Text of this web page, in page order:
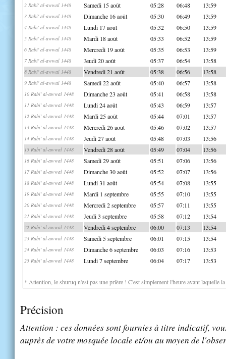
2 Rabi' al-awwal 1448 Samedi 15 août 05:28 06:48 13:59
3 Rabi' al-awwal 1448 Dimanche 16 août 05:30 06:49 13:59
4 Rabi' al-awwal 1448 Lundi 17 août 05:32 06:50 13:59
5 Rabi' al-awwal 1448 Mardi 18 août 05:33 06:52 13:59
6 Rabi' al-awwal 1448 Mercredi 19 août 05:35 06:53 13:59
7 Rabi' al-awwal 1448 Jeudi 20 août 05:37 06:54 13:58
8 Rabi' al-awwal 1448 Vendredi 21 août 05:38 06:56 13:58
9 Rabi' al-awwal 1448 Samedi 22 août 05:40 06:57 13:58
10 Rabi' al-awwal 1448 Dimanche 23 août 05:41 06:58 13:58
11 Rabi' al-awwal 1448 Lundi 24 août 05:43 06:59 13:57
12 Rabi' al-awwal 1448 Mardi 25 août 05:44 07:01 13:57
13 Rabi' al-awwal 1448 Mercredi 26 août 05:46 07:02 13:57
14 Rabi' al-awwal 1448 Jeudi 27 août 05:48 07:03 13:56
15 Rabi' al-awwal 1448 Vendredi 28 août 05:49 07:04 13:56
16 Rabi' al-awwal 1448 Samedi 29 août 05:51 07:06 13:56
17 Rabi' al-awwal 1448 Dimanche 30 août 05:52 07:07 13:56
18 Rabi' al-awwal 1448 Lundi 31 août 05:54 07:08 13:55
19 Rabi' al-awwal 1448 Mardi 1 septembre 05:55 07:10 13:55
20 Rabi' al-awwal 1448 Mercredi 2 septembre 05:57 07:11 13:55
21 Rabi' al-awwal 1448 Jeudi 3 septembre 05:58 07:12 13:54
22 Rabi' al-awwal 1448 Vendredi 4 septembre 06:00 07:13 13:54
23 Rabi' al-awwal 1448 Samedi 5 septembre 06:01 07:15 13:54
24 Rabi' al-awwal 1448 Dimanche 6 septembre 06:03 07:16 13:53
25 Rabi' al-awwal 1448 Lundi 7 septembre 06:04 07:17 13:53
* Attention, le shuruq n'est pas une prière ! C'est simplement l'heure avant laquelle
Précision
Attention : ces données sont fournies à titre indicatif,
auprès de votre mosquée locale et/ou au moyen de